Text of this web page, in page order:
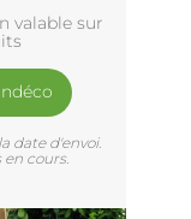
valable sur
date d'envoi.
cours.